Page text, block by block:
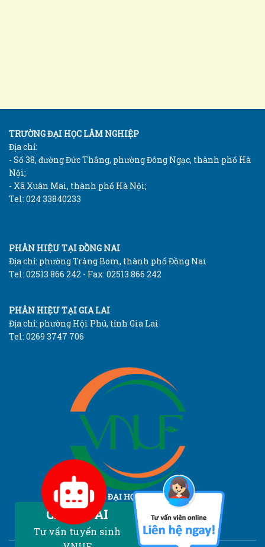
TRƯỜNG ĐẠI HỌC LÂM NGHIỆP
Địa chỉ:
- Số 38, đường Đức Thắng, phường Đông Ngạc, thành phố Hà
Nội;
- Xã Xuân Mai, thành phố Hà Nội;
Tel: 024 33840233
PHÂN HIỆU TẠI ĐỒNG NAI
Địa chỉ: phường Trảng Bom, thành phố Đồng Nai
Tel: 02513 866 242 - Fax: 02513 866 242
PHÂN HIỆU TẠI GIA LAI
Địa chỉ: phường Hội Phú, tỉnh Gia Lai
Tel: 0269 3747 706
TRƯỜNG ĐẠI HỌC LÂM NGHIỆP
Vietnam National University of Forestry
Chatbot AI
Tư vấn tuyển sinh